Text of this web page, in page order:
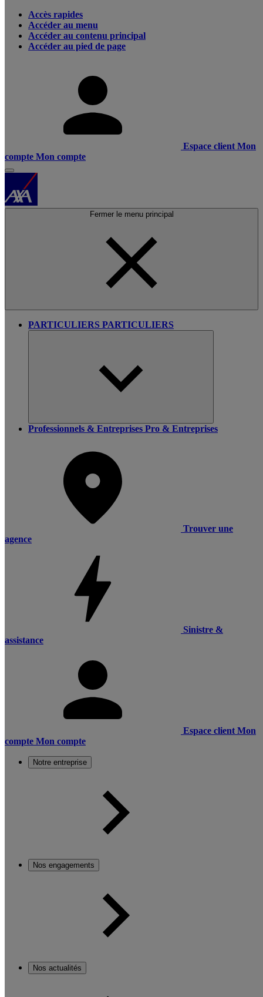
Accès rapides
Accéder au menu
Accéder au contenu principal
Accéder au pied de page
Espace client Mon
compte Mon compte
Fermer le menu principal
PARTICULIERS PARTICULIERS
Professionnels & Entreprises Pro & Entreprises
Trouver une
agence
Sinistre &
assistance
Espace client Mon
compte Mon compte
Notre entreprise
Nos engagements
Nos actualités